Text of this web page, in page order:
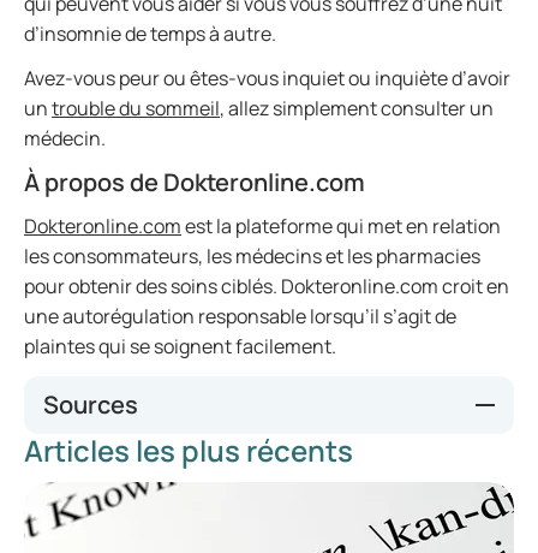
d’insomnie de temps à autre.
Avez-vous peur ou êtes-vous inquiet ou inquiète d’avoir
untrouble du sommeil, allez simplement consulter un
médecin.
À propos de Dokteronline.com
Dokteronline.comest la plateforme qui met en relation
les consommateurs, les médecins et les pharmacies
pour obtenir des soins ciblés. Dokteronline.com croit en
une autorégulation responsable lorsqu’il s’agit de
plaintes qui se soignent facilement.
Sources
Barns, L. (28 avril 2020). Les 10 avantages majeurs d’une
bonne nuit de sommeil. The Sleep Matters Club. Consulté
le 25 juin 2020, sur
https://www.dreams.co.uk/sleep-
matters-club/top-10-benefits-good-nights-sleep/
Articles les plus récents